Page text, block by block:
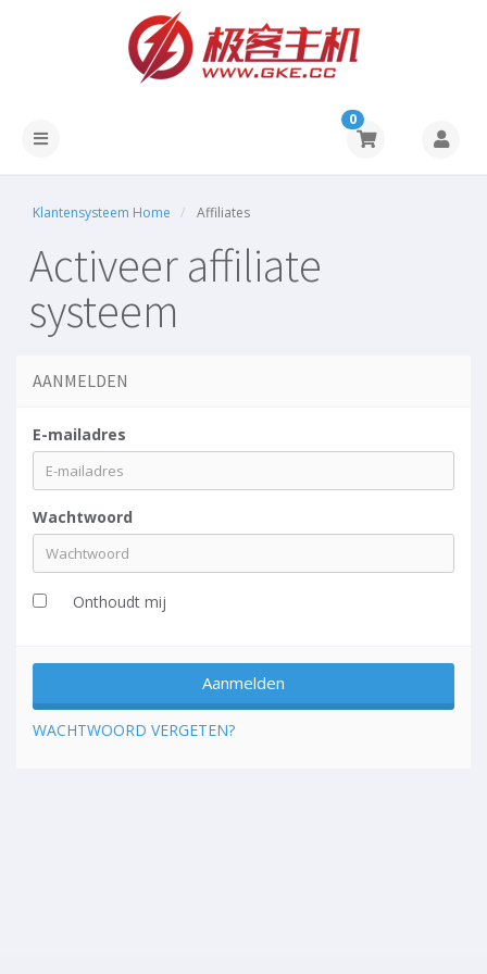
0
Klantensysteem Home Affiliates
Activeer affiliate
systeem
AANMELDEN
E-mailadres
Wachtwoord
Onthoudt mij
WACHTWOORD VERGETEN?